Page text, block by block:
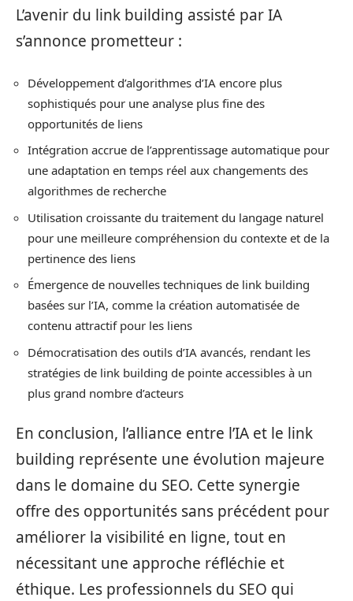
L’avenir du link building assisté par IA
s’annonce prometteur :
Développement d’algorithmes d’IA encore plus
sophistiqués pour une analyse plus fine des
opportunités de liens
Intégration accrue de l’apprentissage automatique pour
une adaptation en temps réel aux changements des
algorithmes de recherche
Utilisation croissante du traitement du langage naturel
pour une meilleure compréhension du contexte et de la
pertinence des liens
Émergence de nouvelles techniques de link building
basées sur l’IA, comme la création automatisée de
contenu attractif pour les liens
Démocratisation des outils d’IA avancés, rendant les
stratégies de link building de pointe accessibles à un
plus grand nombre d’acteurs
En conclusion, l’alliance entre l’IA et le link
building représente une évolution majeure
dans le domaine du SEO. Cette synergie
offre des opportunités sans précédent pour
améliorer la visibilité en ligne, tout en
nécessitant une approche réfléchie et
éthique. Les professionnels du SEO qui